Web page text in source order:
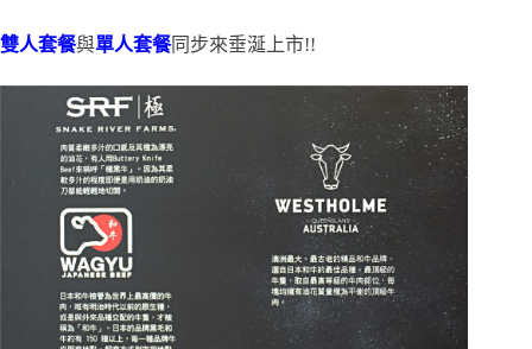
雙人套餐與單人套餐同步來垂涎上市!!